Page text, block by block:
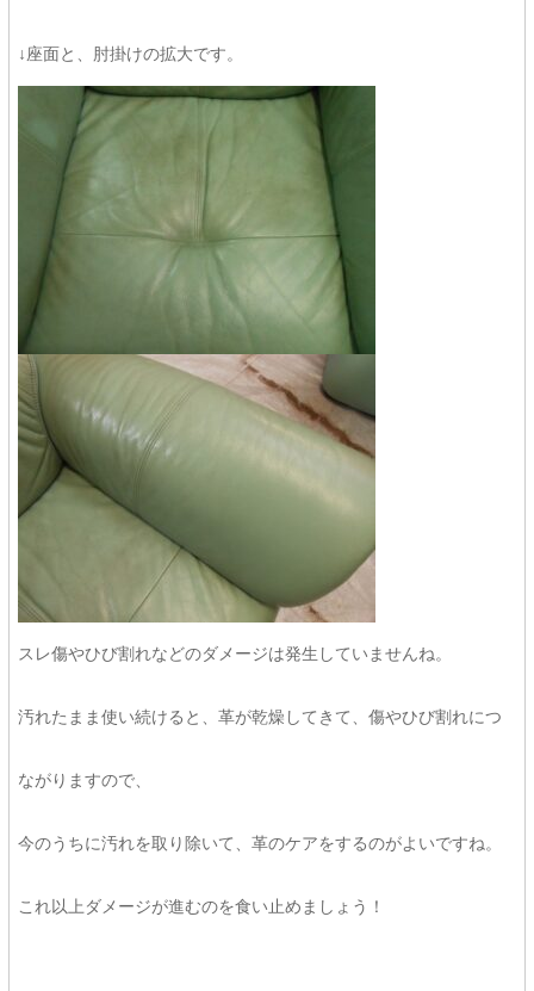
↓座面と、肘掛けの拡大です。
スレ傷やひび割れなどのダメージは発生していませんね。
汚れたまま使い続けると、革が乾燥してきて、傷やひび割れにつ
ながりますので、
今のうちに汚れを取り除いて、革のケアをするのがよいですね。
これ以上ダメージが進むのを食い止めましょう！